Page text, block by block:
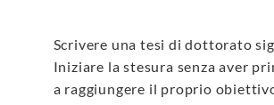
Scrivere una tesi di dottorato
Iniziare la stesura senza aver
a raggiungere il proprio